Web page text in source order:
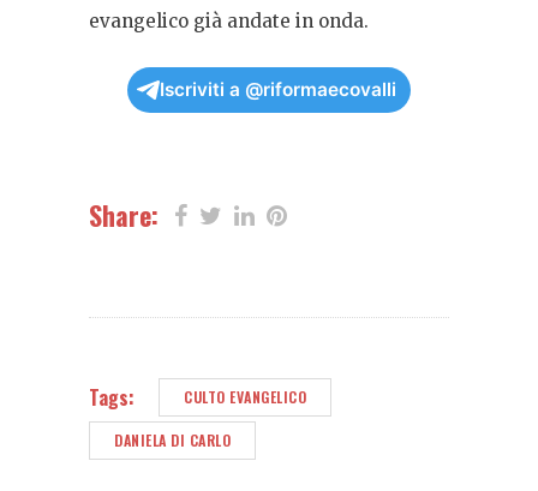
evangelico già andate in onda.
Iscriviti a @riformaecovalli
Share:
Tags: CULTO EVANGELICO
DANIELA DI CARLO